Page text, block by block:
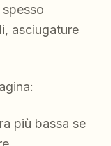
asciugature
più bassa se